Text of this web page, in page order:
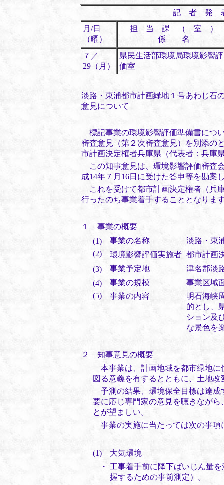
記 者 発
月/日
（曜）
担 当 課 （ 室 ）
係 名
７／
29（月）
県民生活部環境局環境影響評
価室
淡路・東浦都市計画緑地１号あわじ石
意見について
標記事業の環境影響評価準備書につ
審査意見（第２次審査意見）を別添の
市計画決定権者兵庫県（代表者：兵庫
この知事意見は、環境影響評価審査
成14年７月 16日に受けた答申等を勘案
これを受けて都市計画決定権者（兵
行ったのち事業着手することとなりま
１ 事業の概要
(1)
事業の名称
淡路・東
(2)
環境影響評価実施者 都市計画
(3)
事業予定地
津名郡淡
(4)
事業の規模
事業区域
(5)
事業の内容
明石海峡
的とし、
ション及
な景色を
２ 知事意見の概要
本事業は、計画地域を都市緑地に
図る意義を有するとともに、土地
予測の結果、環境保全目標は達成
要に応じ専門家の意見を聴きなが
とが望ましい。
事業の実施に当たっては次の事項
(1) 大気環境
・
工事着手前に降下ばいじん量
握するための事前測定）。